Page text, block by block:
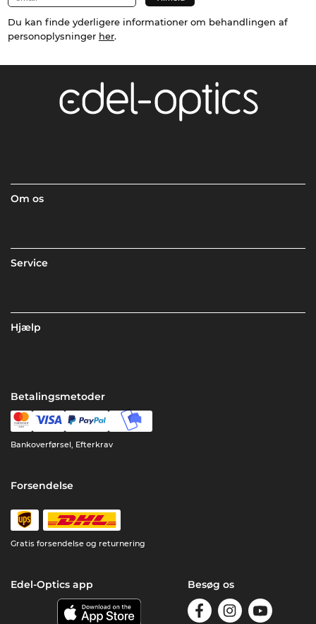
Du kan finde yderligere informationer om behandlingen af
personoplysninger her.
Om os
Service
Hjælp
Betalingsmetoder
Bankoverførsel, Efterkrav
Forsendelse
Gratis forsendelse og returnering
Edel-Optics app Besøg os